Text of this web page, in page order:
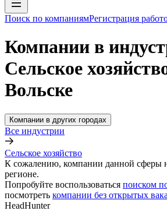
Поиск по компаниямРегистрация
Компании в
Сельское
Вольске
Компании в других городах
Все индустрии
Сельское хозяйство
К сожалению, компании данной сферы
регионе.
Попробуйте воспользоваться поиском
посмотреть компании без открытых
HeadHunter